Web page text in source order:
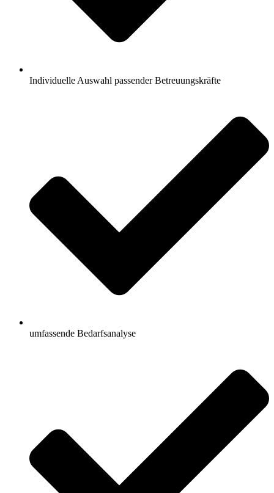
Individuelle Auswahl passender Betreuungskräfte
umfassende Bedarfsanalyse